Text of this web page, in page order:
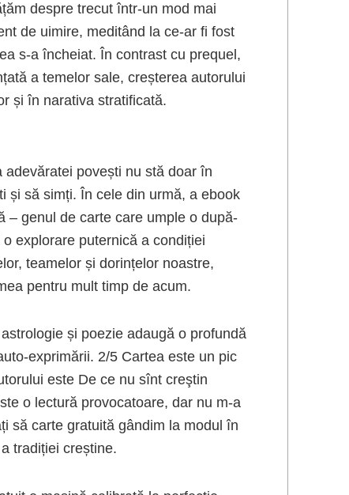
despre trecut într-un mod mai
de uimire, meditând la ce-ar fi fost
s-a încheiat. În contrast cu prequel,
a temelor sale, creșterea autorului
și în narativa stratificată.
povești nu stă doar în
și să simți. În cele din urmă, a ebook
– genul de carte care umple o după-
explorare puternică a condiției
teamelor și dorințelor noastre,
pentru mult timp de acum.
și poezie adaugă o profundă
exprimării. 2/5 Cartea este un pic
este De ce nu sînt creştin
o lectură provocatoare, dar nu m-a
să carte gratuită gândim la modul în
tradiției creștine.